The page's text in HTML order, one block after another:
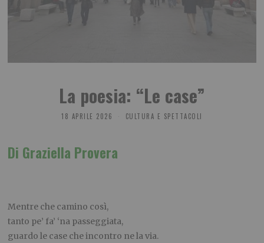
La poesia: “Le case”
18 APRILE 2026 CULTURA E SPETTACOLI
Di Graziella Provera
Mentre che camino così,
tanto pe’ fa’ ‘na passeggiata,
guardo le case che incontro ne la via.